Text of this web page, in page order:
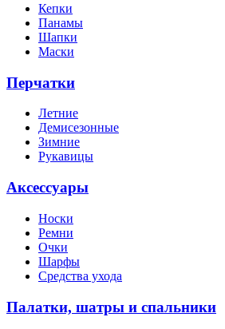
Кепки
Панамы
Шапки
Маски
Перчатки
Летние
Демисезонные
Зимние
Рукавицы
Аксессуары
Носки
Ремни
Очки
Шарфы
Средства ухода
Палатки, шатры и спальники